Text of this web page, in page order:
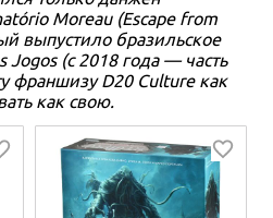
Moreau (Escape from
выпустило бразильское
Jogos (с 2018 года — часть
франшизу D20 Culture как
как свою.